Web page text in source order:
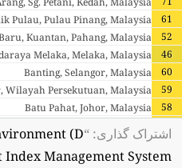
61
Pulau, Pulau Pinang, Malaysia
52
Kuantan, Pahang, Malaysia
46
Melaka, Melaka, Malaysia
60
Banting, Selangor, Malaysia
59
Wilayah Persekutuan, Malaysia
58
Batu Pahat, Johor, Malaysia
Besut, Terengganu, Malaysia
81
Bintulu, Sarawak, Malaysia
56
Bukit Rambai, Melaka, Malaysia
اشتراک گذاری: “(D